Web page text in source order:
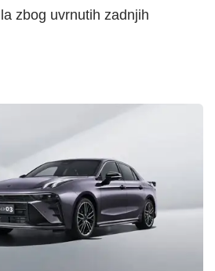
zbog uvrnutih zadnjih